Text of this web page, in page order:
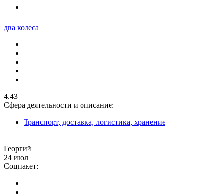
два колеса
4.43
Сфера деятельности и описание:
Транспорт, доставка, логистика, хранение
Георгий
24 июл
Соцпакет: